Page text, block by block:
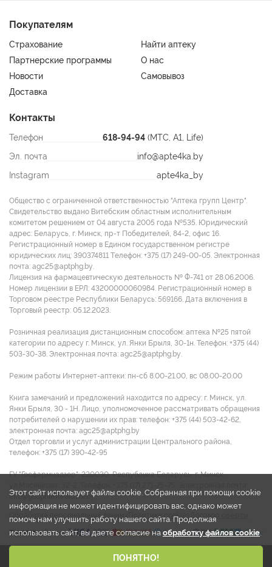
Покупателям
Страхование
Найти аптеку
Партнерские программы
О нас
Новости
Самовывоз
Доставка
Контакты
Телефон 618-94-94 (МТС, A1, Life)
Эл. почта
info@apte4ka.by
Instagram
apte4ka_by
Общество с ограниченной ответственностью "Аптека групп Центр".
Свидетельство выдано Витебским областным исполнительным
комитетом решением от 04 августа 2005 года №535. Юридический
адрес: Беларусь, г. Минск, пр-т Победителей, 84-2, офис 16.
Регистрационный номер в Едином государственном регистре
юридических лиц: 390374811 Tелефон: +375 (17) 249-00-05. Электронная
почта: agc25@aptphg.by.
Лицензия на фармацевтическую деятельность № Ф-741 от 28.06.2006.
Номер лицензии в ЕРЛ: 43200000060984. Регистрационный номер в
Торговом реестре Республики Беларусь: 569166. Дата включения в
Торговый реестр: 05.12.2023.
Розничная реализация дистанционным способом: аптека №25 пятой
категории по адресу г. Минск, ул. Янки Брыля, 30-1н. Телефон: +375 (44)
503-30-38. Электронная почта: agc25@aptphg.by.
Режим работы Интернет-аптеки: пн-сб 8.00-21.00, вс 08.00-20.00
Книга замечаний и предложений находится по адресу: г. Минск, ул.
Янки Брыля, 30 - 1Н. Лицо, уполномоченное рассматривать обращения
потребителей о нарушении их прав: телефон: +375 (44) 503-42-62,
электронная почта: agc25@aptphg.by
Отдел торговли и услуг администрации Центрального района,
телефон: +375 (17) 390-42-95
ГУ "Госфармнадзор": 220030, Республика Беларусь, г. Минск,
info@gospharmnadzor.by
Обработка персональных данных Политика cookies
2026 © ООО "Аптека групп Центр"
Этот сайт использует файлы cookie. Собранная при помощи cookie
информация не может идентифицировать вас, однако может
помочь нам улучшить работу нашего сайта. Продолжая
использовать сайт, вы даете согласие на обработку файлов cookie.
ПОНЯТНО!